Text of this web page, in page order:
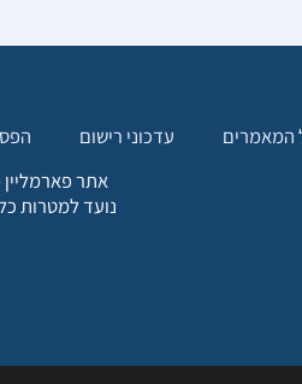
המאמרים עדכוני רישום
אתר
נועד למטרות